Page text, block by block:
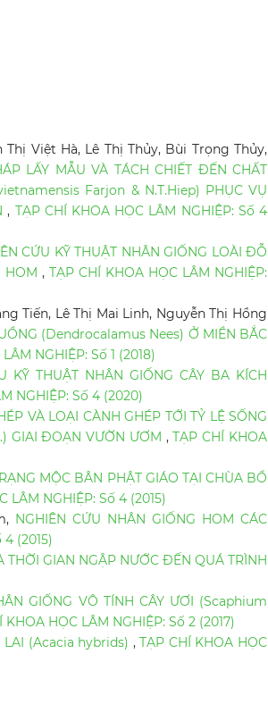
Việt Hà, Lê Thị Thủy, Bùi Trọng Thủy,
LẤY MẪU VÀ TÁCH CHIẾT ĐẾN CHẤT
Farjon & N.T.Hiep) PHỤC VỤ
, TẠP CHÍ KHOA HỌC LÂM NGHIỆP: Số 4
CỨU KỸ THUẬT NHÂN GIỐNG LOÀI ĐỖ
HOM , TẠP CHÍ KHOA HỌC LÂM NGHIỆP:
Tiến, Lê Thị Mai Linh, Nguyễn Thị Hồng
(Dendrocalamus Nees) Ở MIỀN BẮC
NGHIỆP: Số 1 (2018)
KỸ THUẬT NHÂN GIỐNG CÂY BA KÍCH
NGHIỆP: Số 4 (2020)
VÀ LOẠI CÀNH GHÉP TỚI TỶ LỆ SỐNG
GIAI ĐOẠN VƯỜN ƯƠM ,TẠP CHÍ KHOA
MỘC BÂN PHẬT GIÁO TẠI CHÙA BỔ
LÂM NGHIỆP: Số 4 (2015)
NGHIÊN CỨU NHÂN GIỐNG HOM CÁC
(2015)
GIAN NGẬP NƯỚC ĐẾN QUÁ TRÌNH
GIỐNG VÔ TÍNH CÂY ƯƠI (Scaphium
KHOA HỌC LÂM NGHIỆP: Số 2 (2017)
LAI (Acacia hybrids) ,TẠP CHÍ KHOA HỌC